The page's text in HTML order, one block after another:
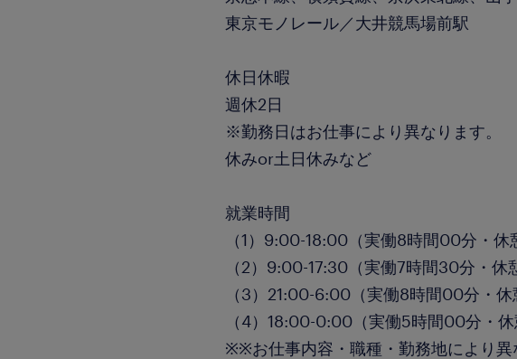
東京モノレール／大井競馬場前駅
休日休暇
週休2日
※勤務日はお仕事により異なります。
休みor土日休みなど
就業時間
（1）9:00-18:00（実働8時間00分・
（2）9:00-17:30（実働7時間30分・休
（3）21:00-6:00（実働8時間00分・
（4）18:00-0:00（実働5時間00分・
※※お仕事内容・職種・勤務地により異